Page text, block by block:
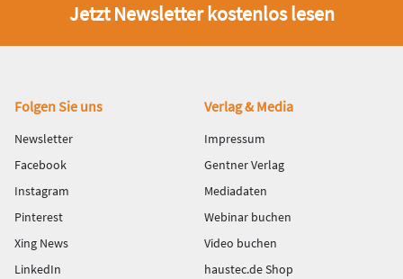
Jetzt Newsletter kostenlos lesen
Fußbereich
Folgen Sie uns
Newsletter
Facebook
Instagram
Pinterest
Xing News
LinkedIn
Verlag & Media
Impressum
Gentner Verlag
Mediadaten
Webinar buchen
Video buchen
haustec.de Shop